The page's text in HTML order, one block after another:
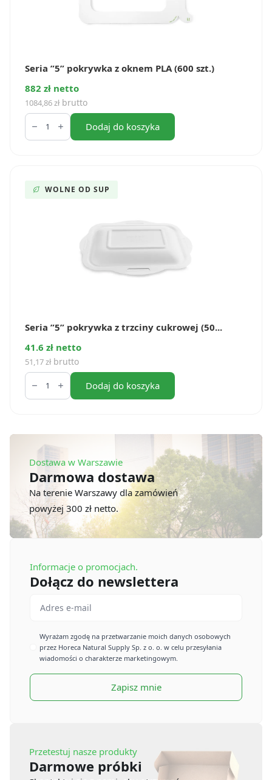
Dostawa w Warszawie
Darmowa dostawa
Na terenie Warszawy dla zamówień
powyżej 300 zł netto.
Informacje o promocjach.
Dołącz do newslettera
Imię
Wyrażam zgodę na przetwarzanie moich danych osobowych
przez Horeca Natural Supply Sp. z o. o. w celu przesyłania
wiadomości o charakterze marketingowym.
Zapisz mnie
Przetestuj nasze produkty
Darmowe próbki
Seria ”5” pokrywka z oknem PLA (600 szt.)
882 zł netto
1084,86zł brutto
ilość
Seria
”5”
(600
szt.)
Dodaj do koszyka
WOLNE OD SUP
Seria ”5” pokrywka z trzciny cukrowej (50...
41.6 zł netto
51,17zł brutto
ilość
Seria
”5”
cukrowej
Dodaj do koszyka